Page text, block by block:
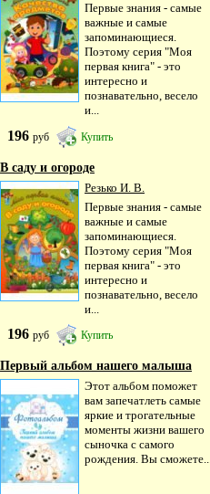
Первые знания - самые
важные и самые
запоминающиеся.
Поэтому серия "Моя
первая книга" - это
интересно и
познавательно, весело
и...
196 руб Купить
В саду и огороде
Резько И. В.
Первые знания - самые
важные и самые
запоминающиеся.
Поэтому серия "Моя
первая книга" - это
интересно и
познавательно, весело
и...
196 руб Купить
Первый альбом нашего малыша
Этот альбом поможет
вам запечатлеть самые
яркие и трогательные
моменты жизни вашего
сыночка с самого
рождения. Вы